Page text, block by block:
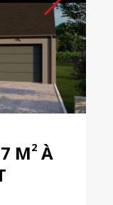
M2À